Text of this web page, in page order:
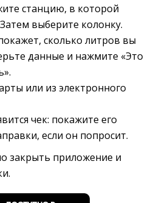
станцию, в которой
выберите колонку.
сколько литров вы
данные и нажмите «Это
или из электронного
чек: покажите его
если он попросит.
закрыть приложение и